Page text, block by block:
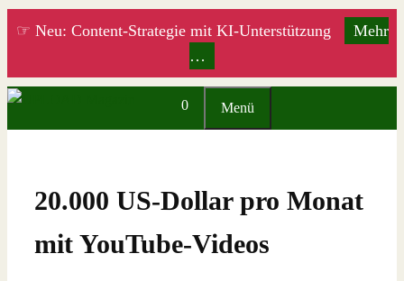
Zum
☞ Neu: Content-Strategie mit KI-Unterstützung
Mehr
…
0 Menü
20.000 US-Dollar pro Monat
mit YouTube-Videos